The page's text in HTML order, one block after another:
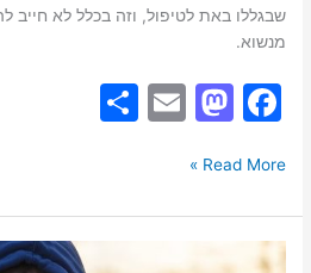
שבגללו באת לטיפול, וזה בכלל לא חייב
מנשוא.
F
c
e
b
M
st
o
d
E
l
e
Read More »
יש